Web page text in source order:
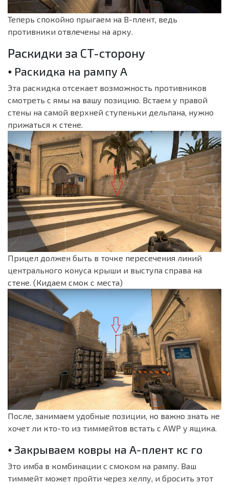
Теперь спокойно прыгаем на B-плент, ведь
противники отвлечены на арку.
Раскидки за CT-сторону
⦁ Раскидка на рампу A
Эта раскидка отсекает возможность противников
смотреть с ямы на вашу позицию. Встаем у правой
стены на самой верхней ступеньки дельпана, нужно
прижаться к стене.
Прицел должен быть в точке пересечения линий
центрального конуса крыши и выступа справа на
стене. (Кидаем смок с места)
После, занимаем удобные позиции, но важно знать не
хочет ли кто-то из тиммейтов встать с AWP у ящика.
⦁ Закрываем ковры на A-плент кс го
Это имба в комбинации с смоком на рампу. Ваш
тиммейт может пройти через хелпу, и бросить этот